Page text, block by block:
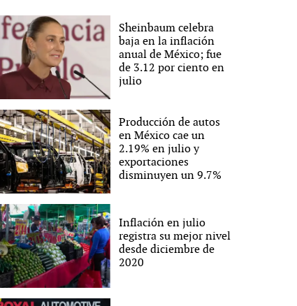
Sheinbaum celebra
baja en la inflación
anual de México; fue
de 3.12 por ciento en
julio
Producción de autos
en México cae un
2.19% en julio y
exportaciones
disminuyen un 9.7%
Inflación en julio
registra su mejor nivel
desde diciembre de
2020